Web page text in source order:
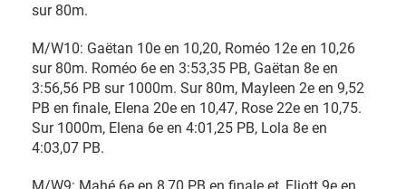
sur 80m.
M/W10: Gaëtan 10e en 10,20, Roméo 12e en 10,26
sur 80m. Roméo 6e en 3:53,35 PB, Gaëtan 8e en
3:56,56 PB sur 1000m. Sur 80m, Mayleen 2e en 9,52
PB en finale, Elena 20e en 10,47, Rose 22e en 10,75.
Sur 1000m, Elena 6e en 4:01,25 PB, Lola 8e en
4:03,07 PB.